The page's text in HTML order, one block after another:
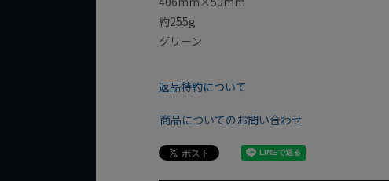
約255g
グリーン
返品特約について
商品についてのお問い合わせ